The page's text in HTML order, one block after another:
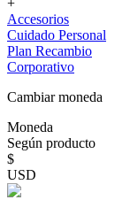
+
Accesorios
Cuidado Personal
Plan Recambio
Corporativo
Cambiar moneda
Moneda
Según producto
$
USD